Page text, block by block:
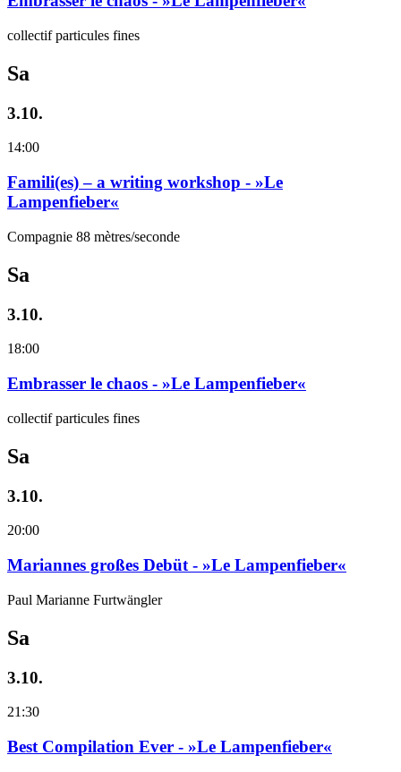
collectif particules fines
Sa
3.10.
14:00
Famili(es) – a writing workshop - »Le
Lampenfieber«
Compagnie 88 mètres/seconde
Sa
3.10.
18:00
Embrasser le chaos - »Le Lampenfieber«
collectif particules fines
Sa
3.10.
20:00
Mariannes großes Debüt - »Le Lampenfieber«
Paul Marianne Furtwängler
Sa
3.10.
21:30
Best Compilation Ever - »Le Lampenfieber«